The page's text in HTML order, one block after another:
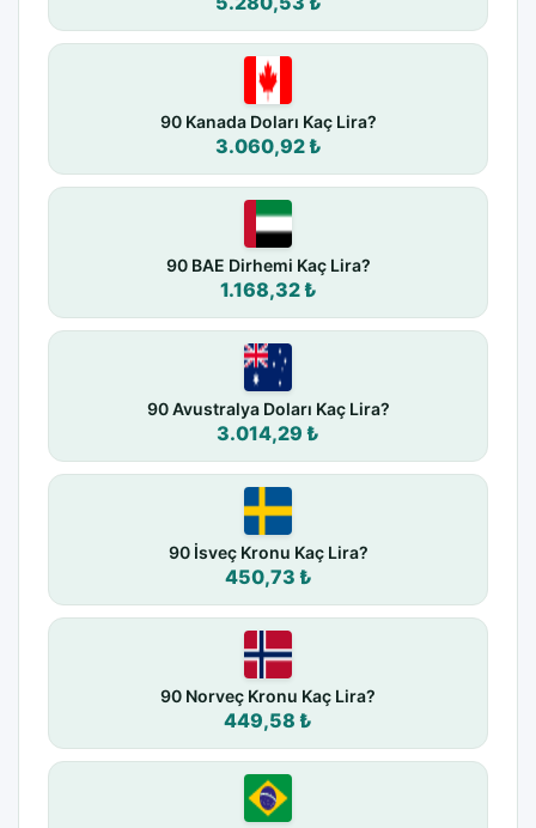
90 Kanada Doları Kaç Lira?
3.060,92 ₺
90 BAE Dirhemi Kaç Lira?
1.168,32 ₺
90 Avustralya Doları Kaç Lira?
3.014,29 ₺
90 İsveç Kronu Kaç Lira?
450,73 ₺
90 Norveç Kronu Kaç Lira?
449,58 ₺